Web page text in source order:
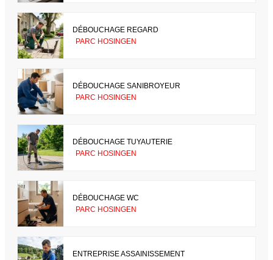
DÉBOUCHAGE REGARD
PARC HOSINGEN
DÉBOUCHAGE SANIBROYEUR
PARC HOSINGEN
DÉBOUCHAGE TUYAUTERIE
PARC HOSINGEN
DÉBOUCHAGE WC
PARC HOSINGEN
ENTREPRISE ASSAINISSEMENT